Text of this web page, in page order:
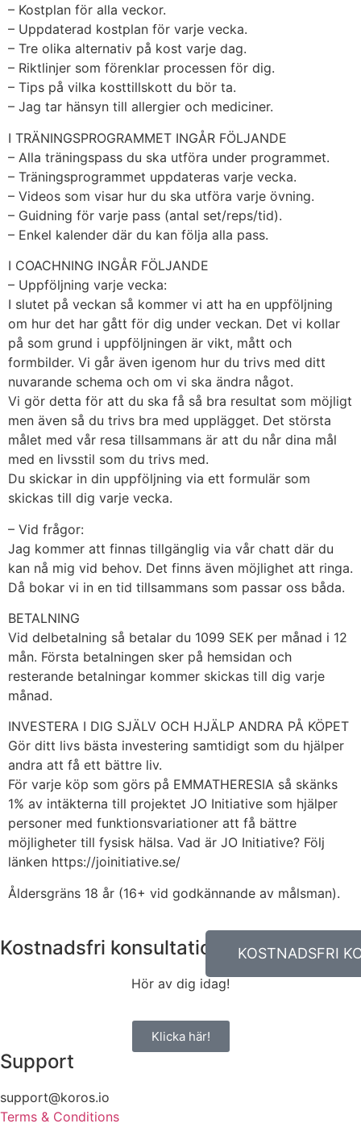
– Kostplan för alla veckor.
– Uppdaterad kostplan för varje vecka.
– Tre olika alternativ på kost varje dag.
– Riktlinjer som förenklar processen för dig.
– Tips på vilka kosttillskott du bör ta.
– Jag tar hänsyn till allergier och mediciner.
I TRÄNINGSPROGRAMMET INGÅR FÖLJANDE
– Alla träningspass du ska utföra under programmet.
– Träningsprogrammet uppdateras varje vecka.
– Videos som visar hur du ska utföra varje övning.
– Guidning för varje pass (antal set/reps/tid).
– Enkel kalender där du kan följa alla pass.
I COACHNING INGÅR FÖLJANDE
– Uppföljning varje vecka:
I slutet på veckan så kommer vi att ha en uppföljning
om hur det har gått för dig under veckan. Det vi kollar
på som grund i uppföljningen är vikt, mått och
formbilder. Vi går även igenom hur du trivs med ditt
nuvarande schema och om vi ska ändra något.
Vi gör detta för att du ska få så bra resultat som möjligt
men även så du trivs bra med upplägget. Det största
målet med vår resa tillsammans är att du når dina mål
med en livsstil som du trivs med.
Du skickar in din uppföljning via ett formulär som
skickas till dig varje vecka.
– Vid frågor:
Jag kommer att finnas tillgänglig via vår chatt där du
kan nå mig vid behov. Det finns även möjlighet att ringa.
Då bokar vi in en tid tillsammans som passar oss båda.
BETALNING
Vid delbetalning så betalar du 1099 SEK per månad i 12
mån. Första betalningen sker på hemsidan och
resterande betalningar kommer skickas till dig varje
månad.
INVESTERA I DIG SJÄLV OCH HJÄLP ANDRA PÅ KÖPET
Gör ditt livs bästa investering samtidigt som du hjälper
andra att få ett bättre liv.
För varje köp som görs på EMMATHERESIA så skänks
1% av intäkterna till projektet JO Initiative som hjälper
personer med funktionsvariationer att få bättre
möjligheter till fysisk hälsa. Vad är JO Initiative? Följ
länken https://joinitiative.se/
Åldersgräns 18 år (16+ vid godkännande av målsman).
KOSTNADSFRI
Kostnadsfri konsultation
Hör av dig idag!
Klicka här!
Support
support@koros.io
Terms & Conditions